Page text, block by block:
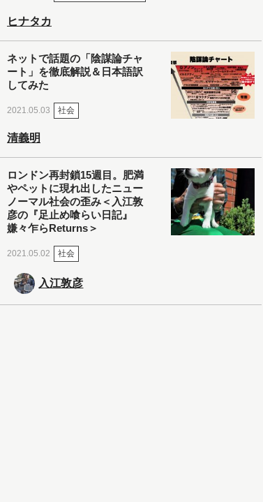
ヒナタカ
ネットで話題の「陰謀論チャ
ート」を徹底解説＆日本語訳
してみた
2021.05.03 社会
清義明
ロンドン再封鎖15週目。肥満
やペットに現れ出したニュー
ノーマル社会の歪み＜入江敦
彦の『足止め喰らい日記』
嫌々乍らReturns＞
2021.05.02 社会
入江敦彦